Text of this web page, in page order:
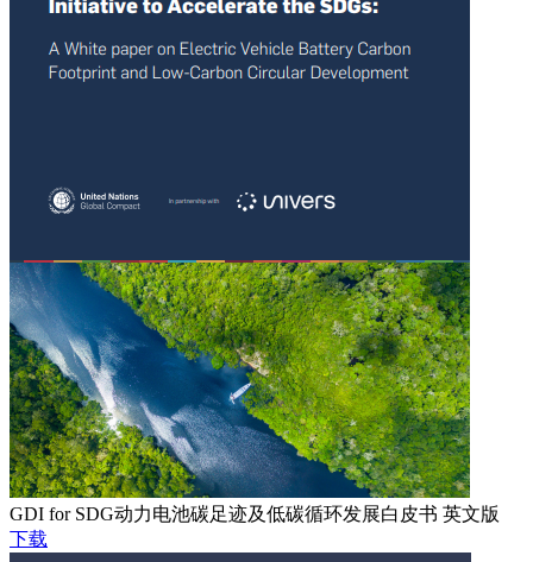
GDI for SDG动力电池碳足迹及低碳循环发展白皮书 英文版
下载